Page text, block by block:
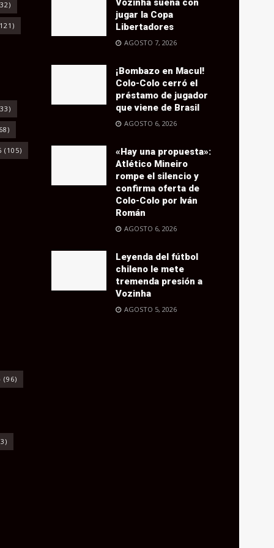
(105)
(96)
Vozinha sueña con
jugar la Copa
Libertadores
AGOSTO 7, 2026
¡Bombazo en Macul!
Colo-Colo cerró el
préstamo de jugador
que viene de Brasil
AGOSTO 6, 2026
«Hay una propuesta»:
Atlético Mineiro
rompe el silencio y
confirma oferta de
Colo-Colo por Iván
Román
AGOSTO 6, 2026
Leyenda del fútbol
chileno le mete
tremenda presión a
Vozinha
AGOSTO 5, 2026